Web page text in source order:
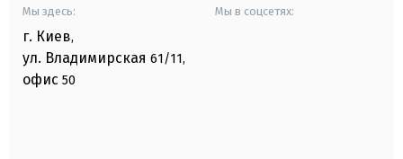
Мы здесь:
г. Киев,
ул. Владимирская 61/11,
офис 50
Мы в соцсетях: